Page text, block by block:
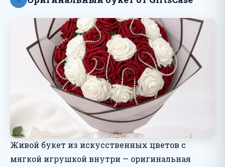
Живой букет из искусственных цветов с
мягкой игрушкой внутри — оригинальная